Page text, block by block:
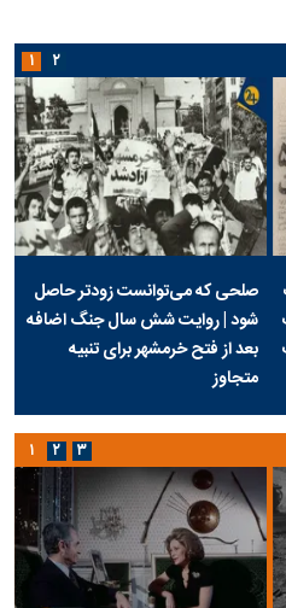
صلحی که می‌توانست زودتر حاصل
شود | روایت شش سال جنگ اضافه
بعد از فتح خرمشهر برای تنبیه
متجاوز
۱ ۲
۱ ۲ ۳